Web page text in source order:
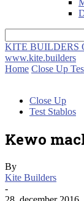
KITE BUILDERS
www.kite.builders
Home Close Up
Close Up
Test Stablos
Kewo
By
Kite Builders
-